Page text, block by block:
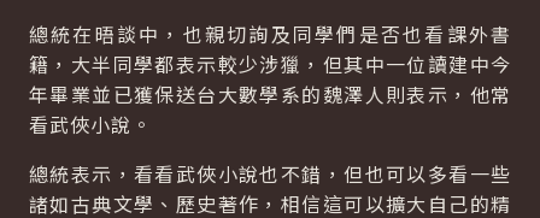
總統在晤談中，也親切詢及同學們是否也看課外書
籍，大半同學都表示較少涉獵，但其中一位讀建中今
年畢業並已獲保送台大數學系的魏澤人則表示，他常
看武俠小說。
總統表示，看看武俠小說也不錯，但也可以多看一些
諸如古典文學、歷史著作，相信這可以擴大自己的精